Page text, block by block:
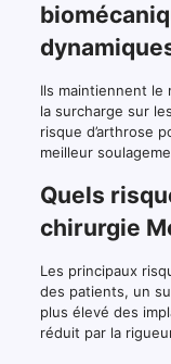
Ils maintiennent le
la surcharge sur
risque d’arthrose
meilleur
Quels
chirurgie
Les principaux
des patients, un
plus élevé des
réduit par la